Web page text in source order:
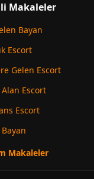
Makaleler
Bayan
Escort
Gelen Escort
Escort
Escort
Makaleler